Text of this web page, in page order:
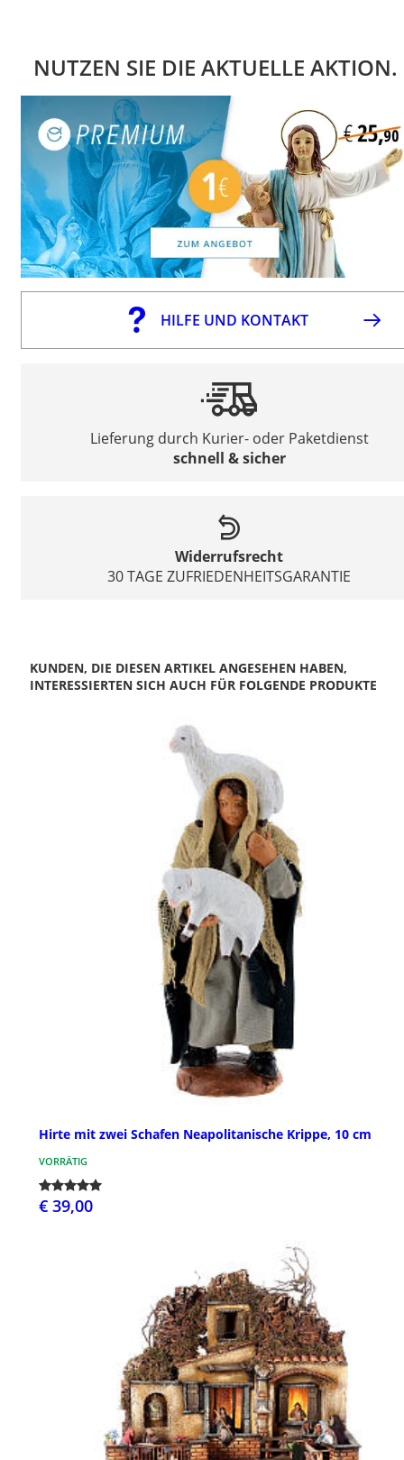
NUTZEN SIE DIE AKTUELLE AKTION.
HILFE UND KONTAKT
Lieferung durch Kurier- oder Paketdienst
schnell & sicher
Widerrufsrecht
30 TAGE ZUFRIEDENHEITSGARANTIE
KUNDEN, DIE DIESEN ARTIKEL ANGESEHEN HABEN,
INTERESSIERTEN SICH AUCH FÜR FOLGENDE PRODUKTE
Hirte mit zwei Schafen Neapolitanische Krippe, 10 cm
VORRÄTIG
€ 39,00